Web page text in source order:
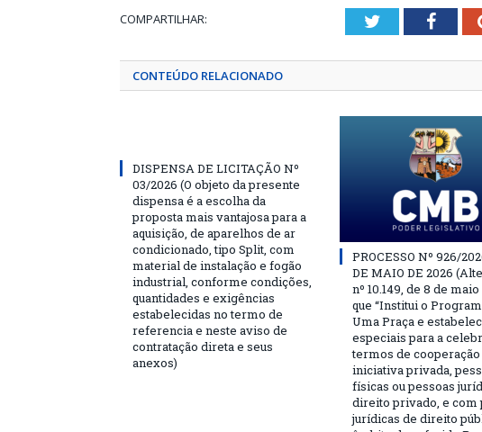
COMPARTILHAR: Twitter
CONTEÚDO RELACIONADO
DISPENSA DE LICITAÇÃO Nº
03/2026 (O objeto da presente
dispensa é a escolha da
proposta mais vantajosa para a
aquisição, de aparelhos de ar
condicionado, tipo Split, com
material de instalação e fogão
industrial, conforme condições,
quantidades e exigências
estabelecidas no termo de
referencia e neste aviso de
contratação direta e seus
anexos)
PROCESSO Nº 926/
DE MAIO DE 2026
nº 10.149, de 8 de
que “Institui o
Uma Praça e
especiais para a
termos de
iniciativa privada,
físicas ou pessoas
direito privado, e com
jurídicas de direito